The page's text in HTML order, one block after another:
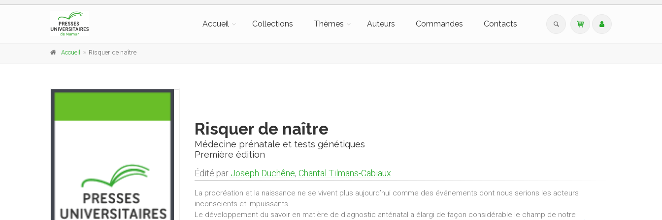
Accueil Collections Thèmes Auteurs Commandes Contacts
Accueil Risquer de naître
Risquer de naître
Médecine prénatale et tests génétiques
Première édition
Édité par Joseph Duchêne, Chantal Tilmans-Cabiaux
La procréation et la naissance ne se vivent plus aujourd’hui comme des événements dont nous serions les acteurs
inconscients et impuissants.
Le développement du savoir en matière de diagnostic anténatal a élargi de façon considérable le champ de notre